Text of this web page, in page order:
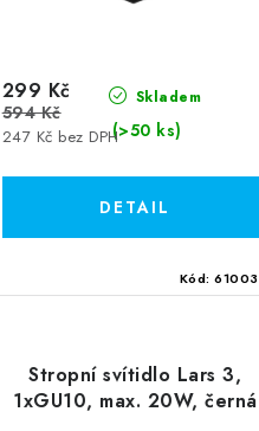
Skladem
(>50 ks)
247 Kč bez DPH
299 Kč
594 Kč
Kód:
Stropní svítidlo Lars 3,
1xGU10, max. 20W, černá